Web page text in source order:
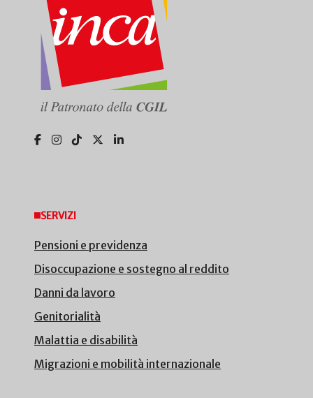
SERVIZI
Pensioni e previdenza
Disoccupazione e sostegno al reddito
Danni da lavoro
Genitorialità
Malattia e disabilità
Migrazioni e mobilità internazionale